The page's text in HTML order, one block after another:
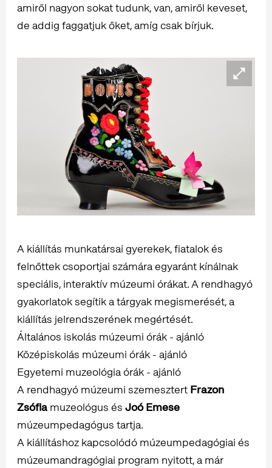
amiről nagyon sokat tudunk, van, amiről keveset,
de addig faggatjuk őket, amíg csak bírjuk.
A kiállítás munkatársai gyerekek, fiatalok és
felnőttek csoportjai számára egyaránt kínálnak
speciális, interaktív múzeumi órákat. A rendhagyó
gyakorlatok segítik a tárgyak megismerését, a
kiállítás jelrendszerének megértését.
Általános iskolás múzeumi órák - ajánló
Középiskolás múzeumi órák - ajánló
Egyetemi muzeológia órák - ajánló
A rendhagyó múzeumi szemesztert Frazon
Zsófia muzeológus és Joó Emese
múzeumpedagógus tartja.
A kiállításhoz kapcsolódó múzeumpedagógiai és
múzeumandragógiai program nyitott, a már